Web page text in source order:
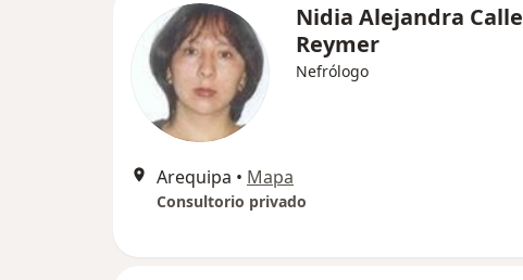
Nidia Alejandra Calle
Reymer
Nefrólogo
Arequipa • Mapa
Consultorio privado